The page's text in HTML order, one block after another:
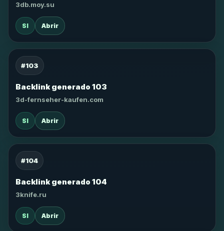
3db.moy.su
SI Abrir
#103
Backlink generado 103
3d-fernseher-kaufen.com
SI Abrir
#104
Backlink generado 104
3knife.ru
SI Abrir